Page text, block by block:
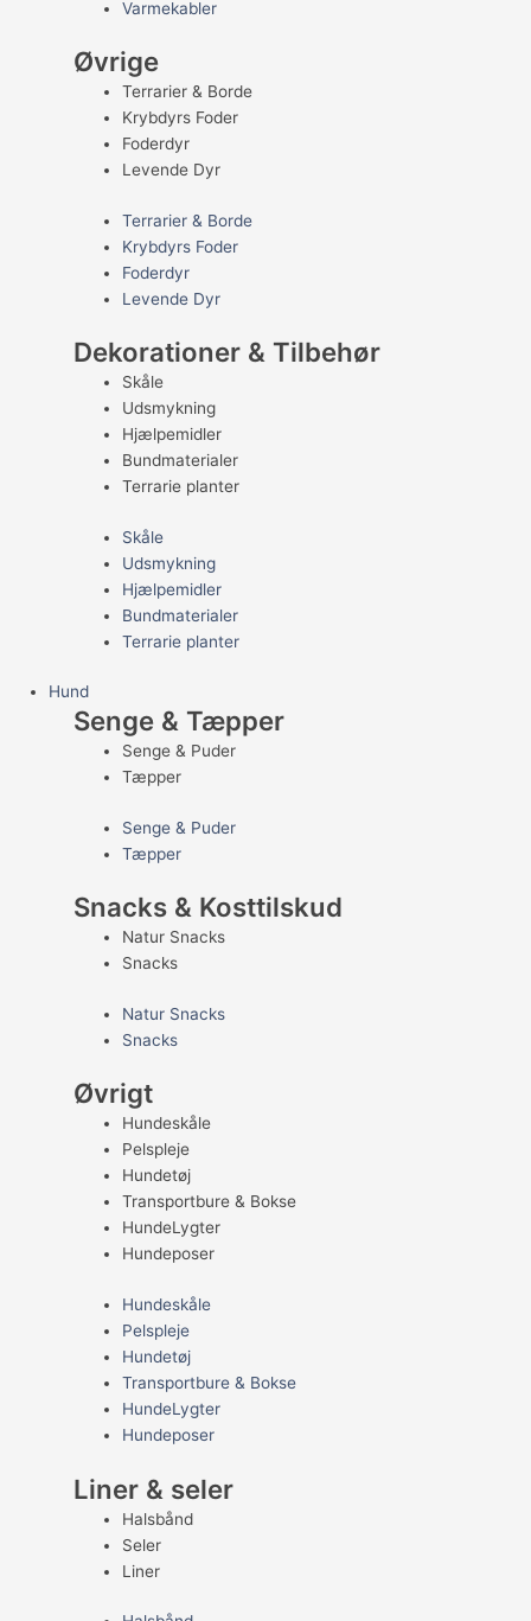
Varmekabler
Øvrige
Terrarier & Borde
Krybdyrs Foder
Foderdyr
Levende Dyr
Terrarier & Borde
Krybdyrs Foder
Foderdyr
Levende Dyr
Dekorationer & Tilbehør
Skåle
Udsmykning
Hjælpemidler
Bundmaterialer
Terrarie planter
Skåle
Udsmykning
Hjælpemidler
Bundmaterialer
Terrarie planter
Hund
Senge & Tæpper
Senge & Puder
Tæpper
Senge & Puder
Tæpper
Snacks & Kosttilskud
Natur Snacks
Snacks
Natur Snacks
Snacks
Øvrigt
Hundeskåle
Pelspleje
Hundetøj
Transportbure & Bokse
HundeLygter
Hundeposer
Hundeskåle
Pelspleje
Hundetøj
Transportbure & Bokse
HundeLygter
Hundeposer
Liner & seler
Halsbånd
Seler
Liner